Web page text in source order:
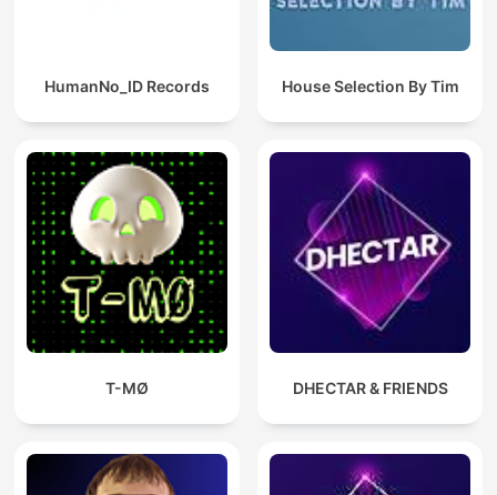
HumanNo_ID Records House Selection By Tim
T-MØ DHECTAR & FRIENDS